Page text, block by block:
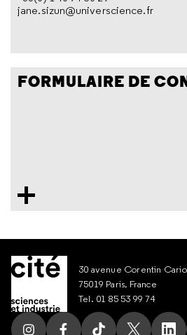
jane.sizun@universcience.fr
FORMULAIRE DE
30 avenue Corentin
75019 Paris, France
Tel. 01 85 53 99 74